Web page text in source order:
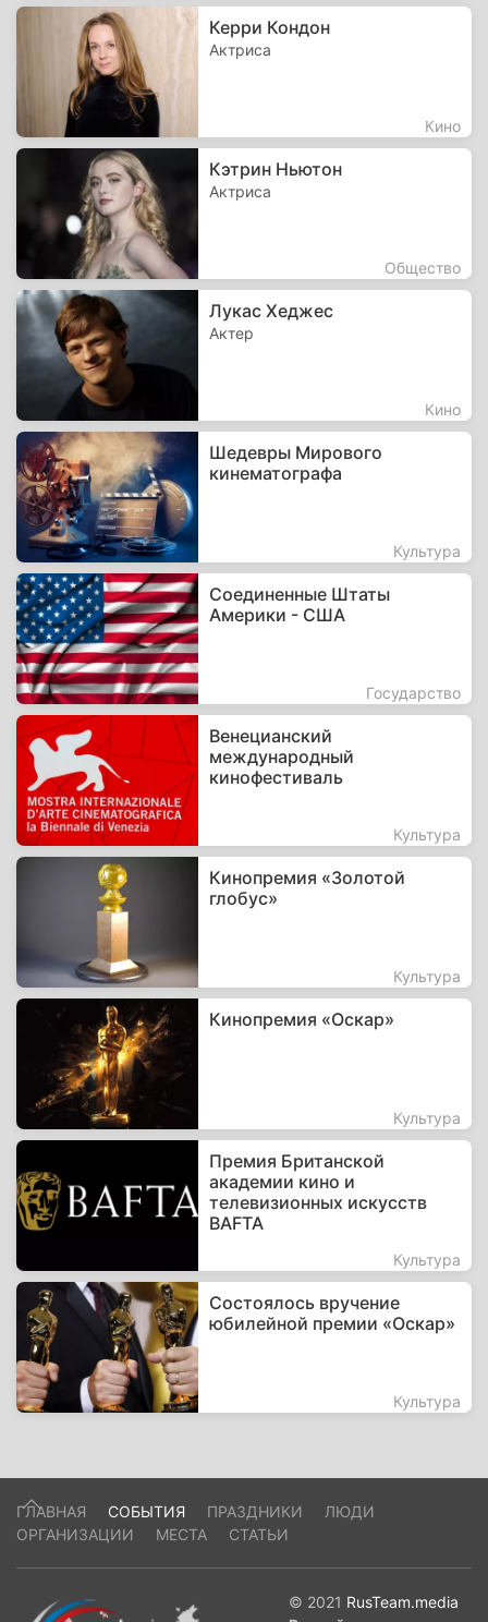
Керри Кондон
Актриса
Кино
Кэтрин Ньютон
Актриса
Общество
Лукас Хеджес
Актер
Кино
Шедевры Мирового
кинематографа
Культура
Соединенные Штаты
Америки - США
Государство
Венецианский
международный
кинофестиваль
Культура
Кинопремия «Золотой
глобус»
Культура
Кинопремия «Оскар»
Культура
Премия Британской
академии кино и
телевизионных искусств
BAFTA
Культура
Состоялось вручение
юбилейной премии «Оскар»
Культура
ГЛАВНАЯ СОБЫТИЯ ПРАЗДНИКИ
ЛЮДИ
ОРГАНИЗАЦИИ
МЕСТА СТАТЬИ
© 2021 RusTeam.media